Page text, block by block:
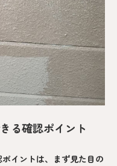
る確認ポイント
イントは、まず見た目の